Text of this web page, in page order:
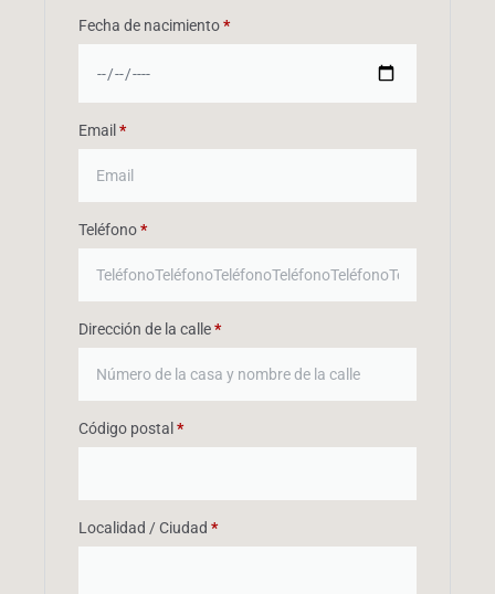
Fecha de nacimiento*
Email *
Teléfono*
Dirección de la calle*
Código postal *
Localidad / Ciudad *